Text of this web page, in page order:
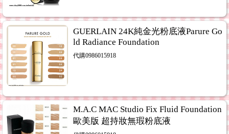
. ...3
不零售下單前請洽鍾主任0918121313 請加LINE手機號
利網
GUERLAIN 24K純金光粉底液Parure Go
ld Radiance Foundation
代購0986015918
M.A.C MAC Studio Fix Fluid Foundation
歐美版 超持妝無瑕粉底液